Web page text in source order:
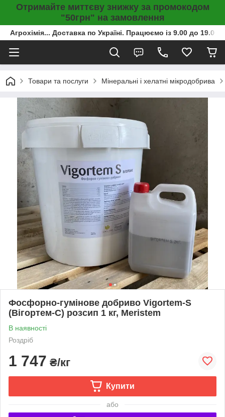
Отримайте миттєву знижку за промокодом
"50грн" на замовлення
Агрохімія... Доставка по Україні. Працюємо із 9.00 до
Товари та послуги Мінеральні і хелатні мікродобрива
Фосфорно-гумінове добриво Vigortem-S
(Вігортем-С) розсип 1 кг, Meristem
В наявності
Роздріб
1 747 ₴/кг
Купити
або